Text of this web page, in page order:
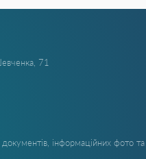
71
інформаційних фото та